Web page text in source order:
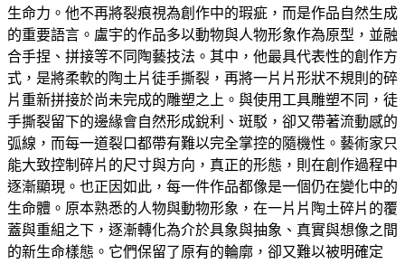
生命力。他不再將裂痕視為創作中的瑕疵，而是作品自然生成
的重要語言。盧宇的作品多以動物與人物形象作為原型，並融
合手捏、拼接等不同陶藝技法。其中，他最具代表性的創作方
式，是將柔軟的陶土片徒手撕裂，再將一片片形狀不規則的碎
片重新拼接於尚未完成的雕塑之上。與使用工具雕塑不同，徒
手撕裂留下的邊緣會自然形成銳利、斑駁，卻又帶著流動感的
弧線，而每一道裂口都帶有難以完全掌控的隨機性。藝術家只
能大致控制碎片的尺寸與方向，真正的形態，則在創作過程中
逐漸顯現。也正因如此，每一件作品都像是一個仍在變化中的
生命體。原本熟悉的人物與動物形象，在一片片陶土碎片的覆
蓋與重組之下，逐漸轉化為介於具象與抽象、真實與想像之間
的新生命樣態。它們保留了原有的輪廓，卻又難以被明確定